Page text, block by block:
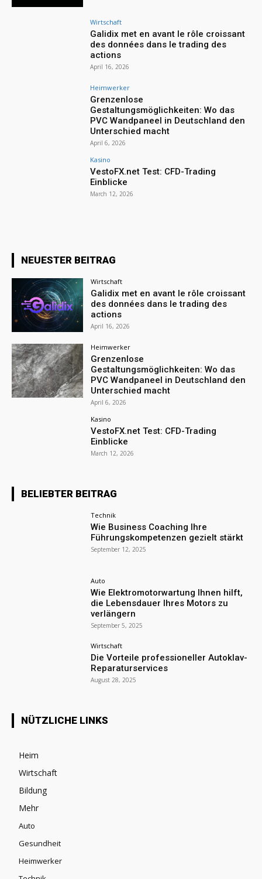
Wirtschaft
Galidix met en avant le rôle croissant
des données dans le trading des
actions
April 16, 2026
Heimwerker
Grenzenlose
Gestaltungsmöglichkeiten: Wo das
PVC Wandpaneel in Deutschland den
Unterschied macht
April 6, 2026
Kasino
VestoFX.net Test: CFD-Trading
Einblicke
March 12, 2026
NEUESTER BEITRAG
Wirtschaft
Galidix met en avant le rôle croissant
des données dans le trading des
actions
April 16, 2026
Heimwerker
Grenzenlose
Gestaltungsmöglichkeiten: Wo das
PVC Wandpaneel in Deutschland den
Unterschied macht
April 6, 2026
Kasino
VestoFX.net Test: CFD-Trading
Einblicke
March 12, 2026
BELIEBTER BEITRAG
Technik
Wie Business Coaching Ihre
Führungskompetenzen gezielt stärkt
September 12, 2025
Auto
Wie Elektromotorwartung Ihnen hilft,
die Lebensdauer Ihres Motors zu
verlängern
September 5, 2025
Wirtschaft
Die Vorteile professioneller Autoklav-
Reparaturservices
August 28, 2025
NÜTZLICHE LINKS
Heim
Wirtschaft
Bildung
Mehr
Auto
Gesundheit
Heimwerker